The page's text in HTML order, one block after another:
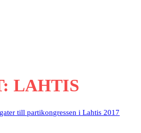
LAHTIS